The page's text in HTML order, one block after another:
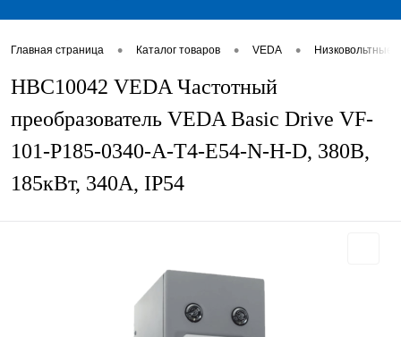
Главная страница • Каталог товаров • VEDA •
HBC10042 VEDA Частотный
преобразователь VEDA Basic Drive VF-
101-P185-0340-A-T4-E54-N-H-D, 380В,
185кВт, 340А, IP54